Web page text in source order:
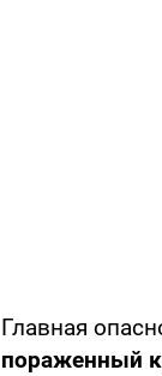
Главная
пораженный